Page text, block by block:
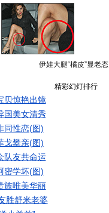
伊娃大腿“橘皮”显老态
精彩幻灯排行
贝惊艳出镜
国美女清秀
同性恋(图)
戈攀亲(图)
队友共命运
密学坏(图)
族唯美华丽
胜舒米老婆